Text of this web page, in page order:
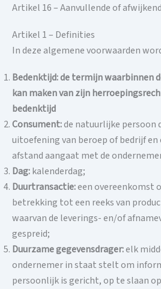
Artikel 16 – Aanvullende of
Artikel 1 – Definities
In deze algemene voorwaarden
Bedenktijd: de termijn waarbinnen
kan maken van zijn
bedenktijd
Consument:de natuurlijke persoon
uitoefening van beroep of bedrijf
afstand aangaat met de
Dag:kalenderdag;
Duurtransactie:een overeenkomst
betrekking tot een reeks van
waarvan de leverings- en/of
gespreid;
Duurzame gegevensdrager:elk
ondernemer in staat stelt om
persoonlijk is gericht, op te slaan